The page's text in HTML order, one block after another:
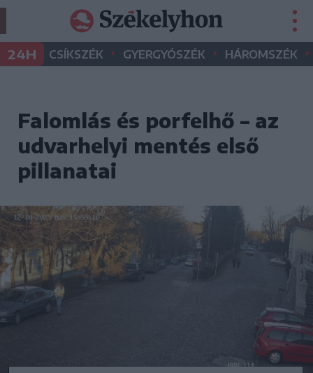
24H CSÍKSZÉK • GYERGYÓSZÉK • HÁROMSZÉK •
Falomlás és porfelhő – az
udvarhelyi mentés első
pillanatai